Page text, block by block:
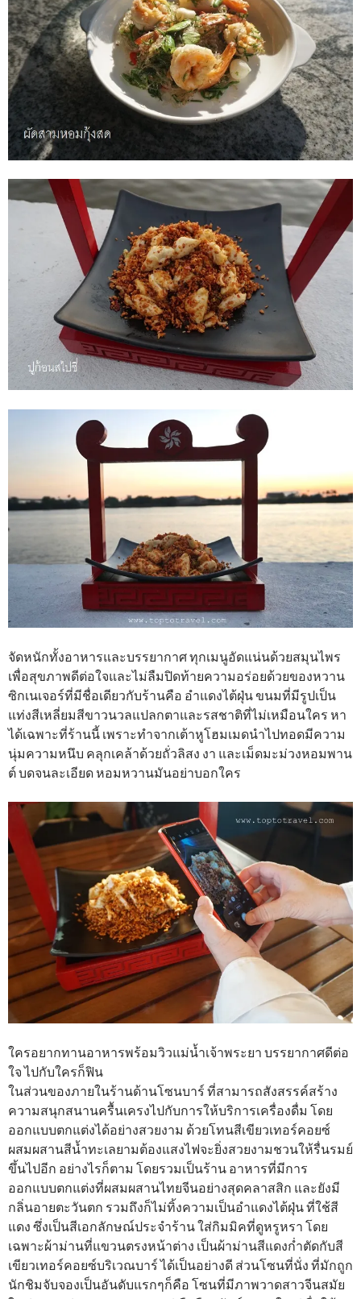
จัดหนักทั้งอาหารและบรรยากาศ ทุกเมนูอัดแน่นด้วยสมุนไพร
เพื่อสุขภาพดีต่อใจและไม่ลืมปิดท้ายความอร่อยด้วยของหวาน
ซิกเนเจอร์ที่มีชื่อเดียวกับร้านคือ อำแดงไต้ฝุ่น ขนมที่มีรูปเป็น
แท่งสีเหลี่ยมสีขาวนวลแปลกตาและรสชาติที่ไม่เหมือนใคร หา
ได้เฉพาะที่ร้านนี้ เพราะทำจากเต้าหูโฮมเมดนำไปทอดมีความ
นุ่มความหนึบ คลุกเคล้าด้วยถั่วลิสง งา และเม็ดมะม่วงหอมพาน
ต์ บดจนละเอียด หอมหวานมันอย่าบอกใคร
ใครอยากทานอาหารพร้อมวิวแม่น้ำเจ้าพระยา บรรยากาศดีต่อ
ใจ ไปกับใครก็ฟิน
ในส่วนของภายในร้านด้านโซนบาร์ ที่สามารถสังสรรค์สร้าง
ความสนุกสนานครื้นเครงไปกับการให้บริการเครื่องดื่ม โดย
ออกแบบตกแต่งได้อย่างสวยงาม ด้วยโทนสีเขียวเทอร์คอยซ์
ผสมผสานสีน้ำทะเลยามต้องแสงไฟจะยิ่งสวยงามชวนให้รื่นรมย์
ขึ้นไปอีก อย่างไรก็ตาม โดยรวมเป็นร้าน อาหารที่มีการ
ออกแบบตกแต่งที่ผสมผสานไทยจีนอย่างสุดคลาสสิก และยังมี
กลิ่นอายตะวันตก รวมถึงก็ไม่ทิ้งความเป็นอำแดงไต้ฝุ่น ที่ใช้สี
แดง ซึ่งเป็นสีเอกลักษณ์ประจำร้าน ใส่กิมมิคที่ดูหรูหรา โดย
เฉพาะผ้าม่านที่แขวนตรงหน้าต่าง เป็นผ้าม่านสีแดงก่ำตัดกับสี
เขียวเทอร์คอยซ์บริเวณบาร์ ได้เป็นอย่างดี ส่วนโซนที่นั่ง ที่มักถูก
นักชิมจับจองเป็นอันดับแรกๆก็คือ โซนที่มีภาพวาดสาวจีนสมัย